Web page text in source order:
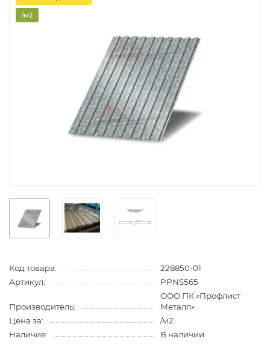
/м2
Код товара:
228850-01
Артикул:
PPNS565
Производитель:
ООО ПК «Профлист
Металл»
Цена за:
/м2
Наличие:
В наличии